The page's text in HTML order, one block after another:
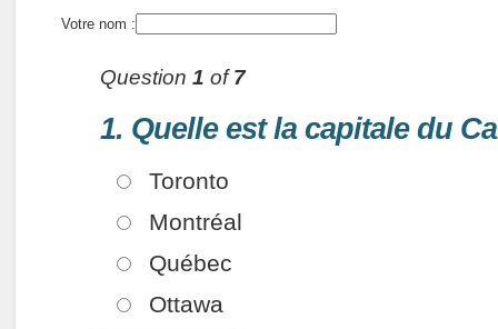
Votre nom :
Question 1 of7
1. Quelle est la capitale du
Toronto
Montréal
Québec
Ottawa